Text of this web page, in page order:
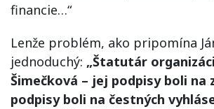
financie…“
Lenže problém, ako pripomína
jednoduchý: „Štatutár
Šimečková – jej podpisy boli na
podpisy boli na čestných